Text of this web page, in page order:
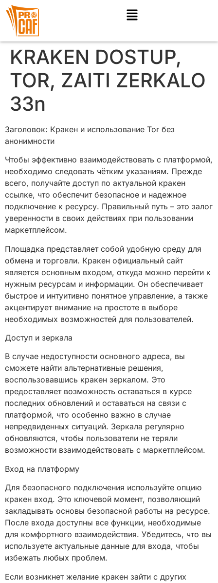
KRAKEN DOSTUP,
TOR, ZAITI ZERKALO
33n
Заголовок: Кракен и использование Tor без
анонимности
Чтобы эффективно взаимодействовать с платформой,
необходимо следовать чётким указаниям. Прежде
всего, получайте доступ по актуальной кракен
ссылке, что обеспечит безопасное и надежное
подключение к ресурсу. Правильный путь – это залог
уверенности в своих действиях при пользовании
маркетплейсом.
Площадка представляет собой удобную среду для
обмена и торговли. Кракен официальный сайт
является основным входом, откуда можно перейти к
нужным ресурсам и информации. Он обеспечивает
быстрое и интуитивно понятное управление, а также
акцентирует внимание на простоте в выборе
необходимых возможностей для пользователей.
Доступ и зеркала
В случае недоступности основного адреса, вы
сможете найти альтернативные решения,
воспользовавшись кракен зеркалом. Это
предоставляет возможность оставаться в курсе
последних обновлений и оставаться на связи с
платформой, что особенно важно в случае
непредвиденных ситуаций. Зеркала регулярно
обновляются, чтобы пользователи не теряли
возможности взаимодействовать с маркетплейсом.
Вход на платформу
Для безопасного подключения используйте опцию
кракен вход. Это ключевой момент, позволяющий
закладывать основы безопасной работы на ресурсе.
После входа доступны все функции, необходимые
для комфортного взаимодействия. Убедитесь, что вы
используете актуальные данные для входа, чтобы
избежать любых проблем.
Если возникнет желание кракен зайти с других